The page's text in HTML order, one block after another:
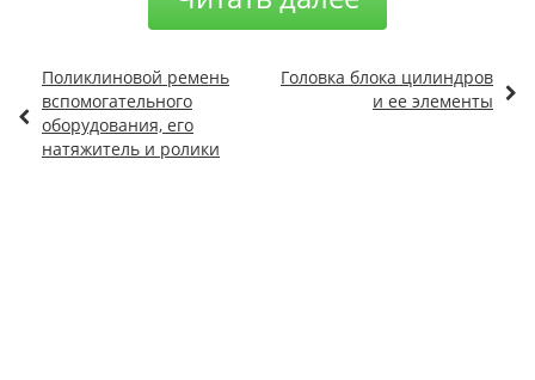
Поликлиновой ремень
вспомогательного
оборудования, его
натяжитель и ролики
Головка блока цилиндров
и ее элементы